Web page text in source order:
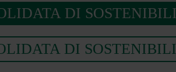
DI
DI